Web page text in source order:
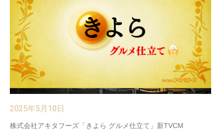
2025年5月10日
株式会社アキタフーズ「きよら グルメ仕立て」新TVCM